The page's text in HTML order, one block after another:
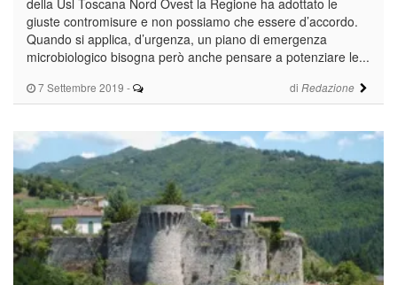
7 Settembre 2019 - di Redazione
giuste contromisure e non possiamo che essere d’accordo.
Quando si applica, d’urgenza, un piano di emergenza
microbiologico bisogna però anche pensare a potenziare le...